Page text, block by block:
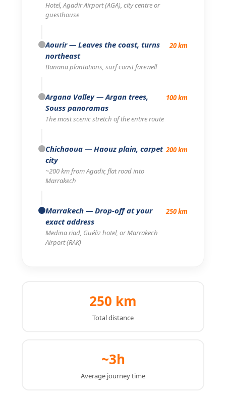
Hotel, Agadir Airport (AGA), city centre or
guesthouse
Aourir— Leaves the coast, turns
northeast
Banana plantations, surf coast farewell
20 km
Argana Valley— Argan trees,
Souss panoramas
The most scenic stretch of the entire route
100 km
Chichaoua— Haouz plain, carpet
city
~200 km from Agadir, flat road into
Marrakech
200 km
Marrakech— Drop-off at your
exact address
Medina riad, Guéliz hotel, or Marrakech
Airport (RAK)
250 km
250 km
Total distance
~3h
Average journey time